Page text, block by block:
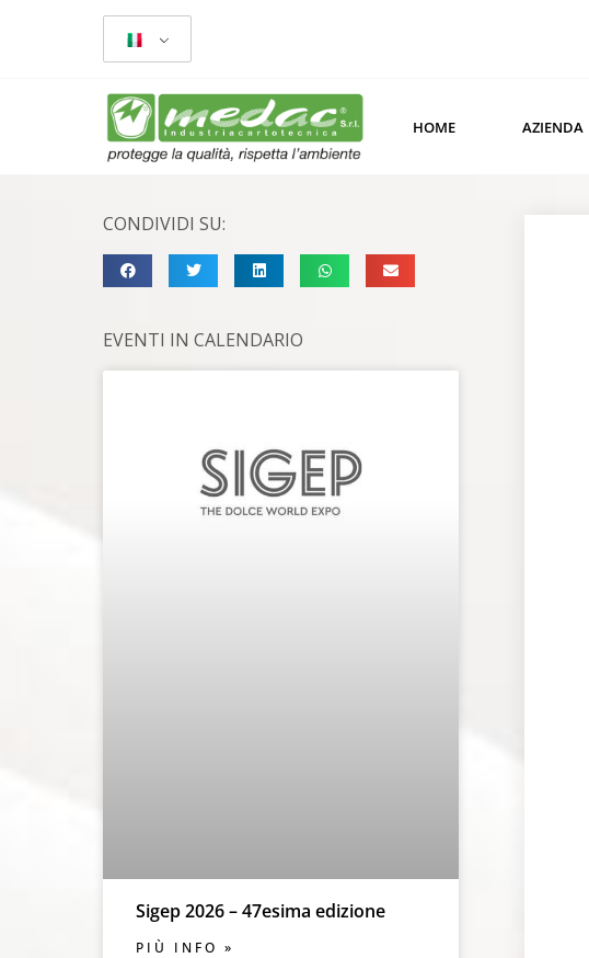
HOME AZIENDA
CONDIVIDI SU:
EVENTI IN CALENDARIO
Sigep 2026 – 47esima edizione
PIÙ INFO »